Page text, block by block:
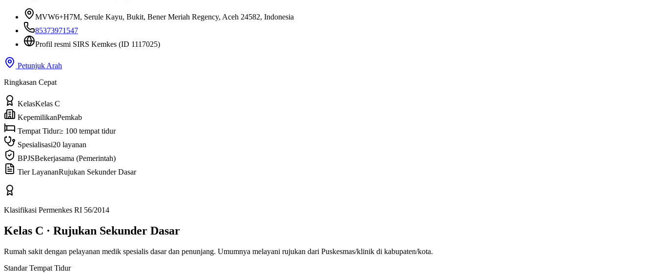
MVW6+H7M, Serule Kayu, Bukit, Bener Meriah Regency, Aceh 24582, Indonesia
85373971547
Profil resmi SIRS Kemkes (ID 1117025)
Petunjuk Arah
Ringkasan Cepat
KelasKelas C
KepemilikanPemkab
Tempat Tidur≥ 100 tempat tidur
Spesialisasi20 layanan
BPJSBekerjasama (Pemerintah)
Tier LayananRujukan Sekunder Dasar
Klasifikasi Permenkes RI 56/2014
Kelas C · Rujukan Sekunder Dasar
Rumah sakit dengan pelayanan medik spesialis dasar dan penunjang. Umumnya melayani rujukan dari Puskesmas/klinik di kabupaten/kota.
Standar Tempat Tidur